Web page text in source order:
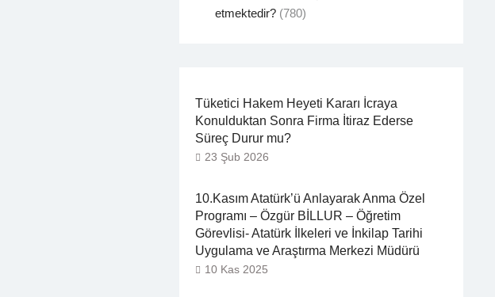
etmektedir? (780)
Tüketici Hakem Heyeti Kararı İcraya
Konulduktan Sonra Firma İtiraz Ederse
Süreç Durur mu?
23 Şub 2026
10.Kasım Atatürk’ü Anlayarak Anma Özel
Programı – Özgür BİLLUR – Öğretim
Görevlisi- Atatürk İlkeleri ve İnkilap Tarihi
Uygulama ve Araştırma Merkezi Müdürü
10 Kas 2025